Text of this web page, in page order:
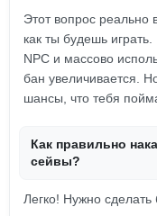
Этот вопрос реально
как ты будешь
NPC и массово
бан увеличивается.
шансы, что тебя
Как правильно
сейвы?
Легко! Нужно